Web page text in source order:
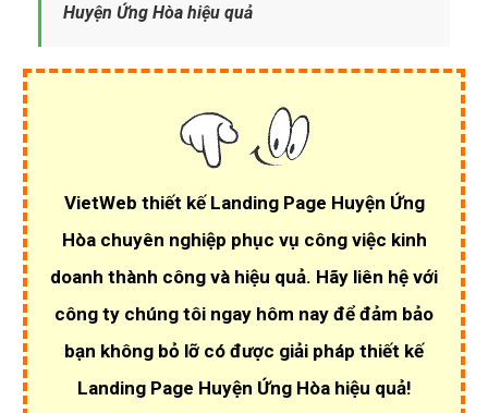
Huyện Ứng Hòa hiệu quả
VietWeb thiết kế Landing Page Huyện Ứng
Hòa chuyên nghiệp phục vụ công việc kinh
doanh thành công và hiệu quả. Hãy liên hệ với
công ty chúng tôi ngay hôm nay để đảm bảo
bạn không bỏ lỡ có được giải pháp thiết kế
Landing Page Huyện Ứng Hòa hiệu quả!